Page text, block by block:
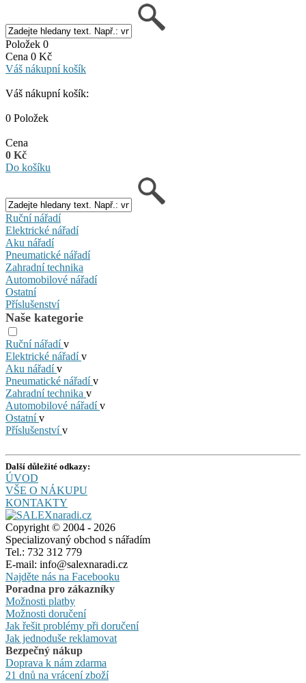
Položek 0
Cena 0 Kč
Váš nákupní košík
Váš nákupní košík:
0 Položek
Cena
0 Kč
Do košíku
Ruční nářadí
Elektrické nářadí
Aku nářadí
Pneumatické nářadí
Zahradní technika
Automobilové nářadí
Ostatní
Příslušenství
Naše kategorie
Ruční nářadív
Elektrické nářadív
Aku nářadív
Pneumatické nářadív
Zahradní technika v
Automobilové nářadív
Ostatnív
Příslušenstvív
Další důležité odkazy:
ÚVOD
VŠE O NÁKUPU
KONTAKTY
Copyright © 2004 - 2026
Specializovaný obchod s nářadím
Tel.: 732 312 779
E-mail: info@salexnaradi.cz
Najděte nás na Facebooku
Poradna pro zákazníky
Možnosti platby
Možnosti doručení
Jak řešit problémy při doručení
Jak jednoduše reklamovat
Bezpečný nákup
Doprava k nám zdarma
21 dnů na vrácení zboží